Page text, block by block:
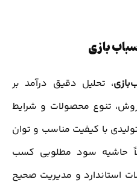
بازی
، تحلیل دقیق درآمد بر
تنوع محصولات و شرایط
با کیفیت مناسب و توان
حاشیه سود مطلوبی کسب
استاندارد و مدیریت صحیح